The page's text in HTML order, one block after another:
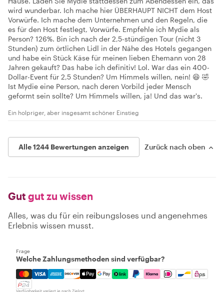
wird wunderbar. Ich mache hier ÜBERHAUPT NICHT dem Host
Vorwürfe. Ich mache dem Unternehmen und den Regeln, die
es für den Host festlegt, Vorwürfe. Empfehle ich Mydie als
Person? 126%. Bin ich nach der 2,5-stündigen Tour (nicht 3
Stunden) zum örtlichen Lidl in der Nähe des Hotels gegangen
und habe ein Stück Käse für meinen lieben Ehemann von 28
Jahren gekauft? Das habe ich definitiv! Lol. War das ein 400-
Dollar-Event für 2,5 Stunden? Um Himmels willen, nein! 😆 🤣
Ist Mydie eine Person, nach deren Vorbild jeder Mensch
geformt sein sollte? Um Himmels willen, ja! Und das war's.
Ein holpriger, aber insgesamt schöner Einstieg
Alle 1244 Bewertungen anzeigen Zurück nach oben
Gut gut zu wissen
Alles, was du für ein reibungsloses und angenehmes
Erlebnis wissen musst.
Frage
Welche Zahlungsmethoden sind verfügbar?
Mastercard, Visa, Amex, Discover, Apple Pay, Google